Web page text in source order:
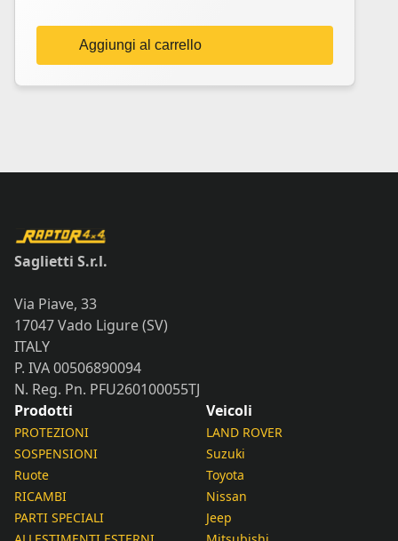
Aggiungi al carrello
Saglietti S.r.l.
Via Piave, 33
17047 Vado Ligure (SV)
ITALY
P. IVA 00506890094
N. Reg. Pn. PFU260100055TJ
Prodotti
PROTEZIONI
SOSPENSIONI
Ruote
RICAMBI
PARTI SPECIALI
Veicoli
LAND ROVER
Suzuki
Toyota
Nissan
Jeep